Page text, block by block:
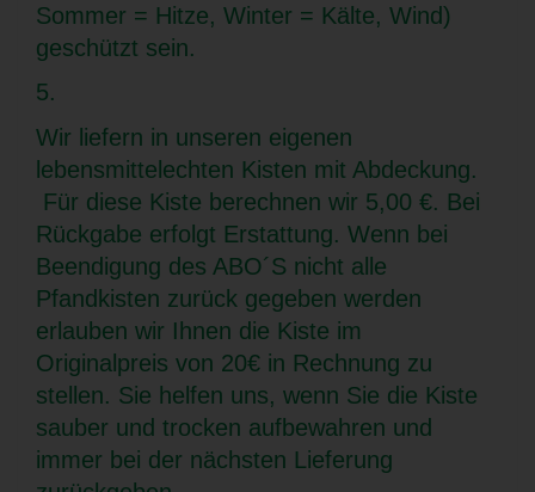
Sommer = Hitze, Winter = Kälte, Wind)
geschützt sein.
5.
Wir liefern in unseren eigenen
lebensmittelechten Kisten mit Abdeckung.
Für diese Kiste berechnen wir 5,00 €. Bei
Rückgabe erfolgt Erstattung. Wenn bei
Beendigung des ABO´S nicht alle
Pfandkisten zurück gegeben werden
erlauben wir Ihnen die Kiste im
Originalpreis von 20€ in Rechnung zu
stellen. Sie helfen uns, wenn Sie die Kiste
sauber und trocken aufbewahren und
immer bei der nächsten Lieferung